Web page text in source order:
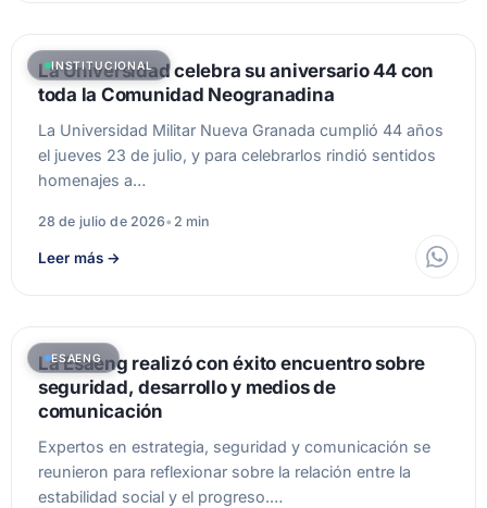
INSTITUCIONAL
La Universidad celebra su aniversario 44 con
toda la Comunidad Neogranadina
La Universidad Militar Nueva Granada cumplió 44 años
el jueves 23 de julio, y para celebrarlos rindió sentidos
homenajes a…
28 de julio de 2026• 2 min
Leer más →
ESAENG
La Esaeng realizó con éxito encuentro sobre
seguridad, desarrollo y medios de
comunicación
Expertos en estrategia, seguridad y comunicación se
reunieron para reflexionar sobre la relación entre la
estabilidad social y el progreso.…